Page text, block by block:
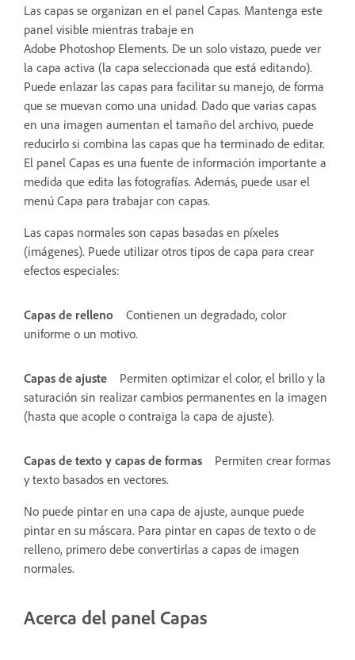
Las capas se organizan en el panel Capas. Mantenga este
panel visible mientras trabaje en
Adobe Photoshop Elements. De un solo vistazo, puede ver
la capa activa (la capa seleccionada que está editando).
Puede enlazar las capas para facilitar su manejo, de forma
que se muevan como una unidad. Dado que varias capas
en una imagen aumentan el tamaño del archivo, puede
reducirlo si combina las capas que ha terminado de editar.
El panel Capas es una fuente de información importante a
medida que edita las fotografías. Además, puede usar el
menú Capa para trabajar con capas.
Las capas normales son capas basadas en píxeles
(imágenes). Puede utilizar otros tipos de capa para crear
efectos especiales:
Capas de relleno
Contienen un degradado, color
uniforme o un motivo.
Capas de ajuste
Permiten optimizar el color, el brillo y la
saturación sin realizar cambios permanentes en la imagen
(hasta que acople o contraiga la capa de ajuste).
Capas de texto y capas de formas
Permiten crear formas
y texto basados en vectores.
No puede pintar en una capa de ajuste, aunque puede
pintar en su máscara. Para pintar en capas de texto o de
relleno, primero debe convertirlas a capas de imagen
normales.
Acerca del panel Capas